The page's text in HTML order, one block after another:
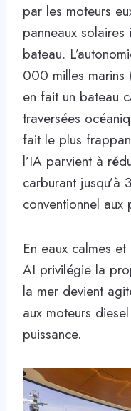
par les moteurs
panneaux
bateau.
000 milles marins
en fait un bateau
traversées
fait le plus
l’IA parvient à
carburant
conventionnel aux
En eaux calmes
AI privilégie la
la mer devient
aux moteurs
puissance.